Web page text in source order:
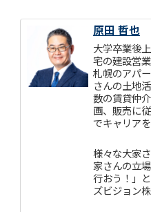
原田 哲也
大学卒業後
宅の建設営
札幌のアパ
さんの土地
数の賃貸仲
画、販売に
でキャリアを
様々な大家
家さんの立
行おう！」
ズビジョン